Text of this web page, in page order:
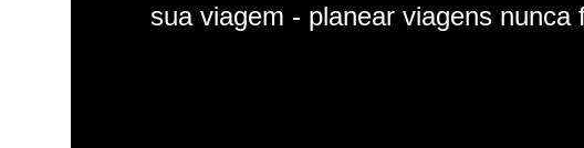
sua viagem - planear viagens nunca